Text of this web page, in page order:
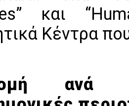
και
Κέντρα
ανά